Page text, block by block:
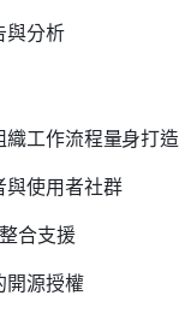
與分析
工作流程量身打造
與使用者社群
合支援
開源授權